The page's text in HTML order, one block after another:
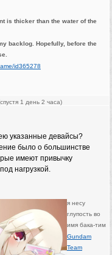
is thicker than the water of the
backlog. Hopefully, before the
id365278
1 день 2 часа)
указанные девайсы?
было о большинстве
имеют привычку
нагрузкой.
я несу
глупость во
имя бака-тим
Gundam
Team